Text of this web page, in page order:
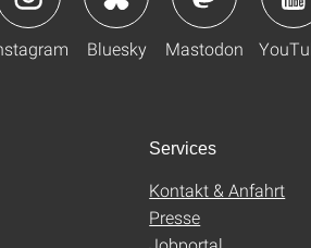
Bluesky Mastodon
Services
Kontakt & Anfahrt
Presse